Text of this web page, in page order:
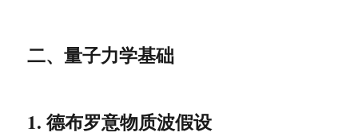
二、量子力学基础
1. 德布罗意物质波假设